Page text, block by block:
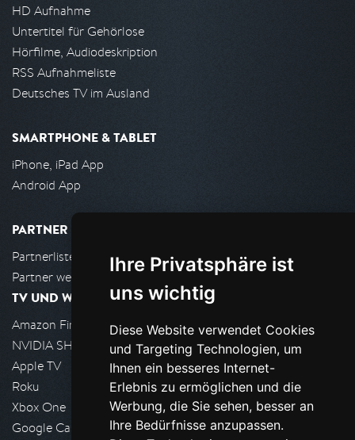
Ihre Privatsphäre ist
uns wichtig
Diese Website verwendet Cookies
und Targeting Technologien, um
Ihnen ein besseres Internet-
Erlebnis zu ermöglichen und die
Werbung, die Sie sehen, besser an
Ihre Bedürfnisse anzupassen.
HD Aufnahme
Untertitel für Gehörlose
Hörfilme, Audiodeskription
RSS Aufnahmeliste
Deutsches TV im Ausland
SMARTPHONE & TABLET
iPhone, iPad App
Android App
PARTNER
Partnerliste
Partner werden
TV UND WOHNZIMMER
Amazon FireTV
NVIDIA SHIELD, Google TV
Apple TV
Roku
Xbox One
Google Cast